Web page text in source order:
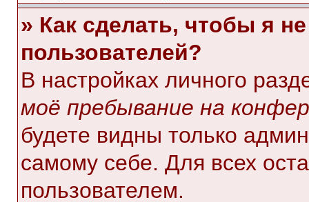
» Как сделать, чтобы я
пользователей?
В настройках личного
моё пребывание на
будете видны только
самому себе. Для всех
пользователем.